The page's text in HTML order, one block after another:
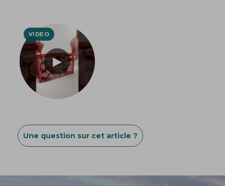
Une question sur cet article ?